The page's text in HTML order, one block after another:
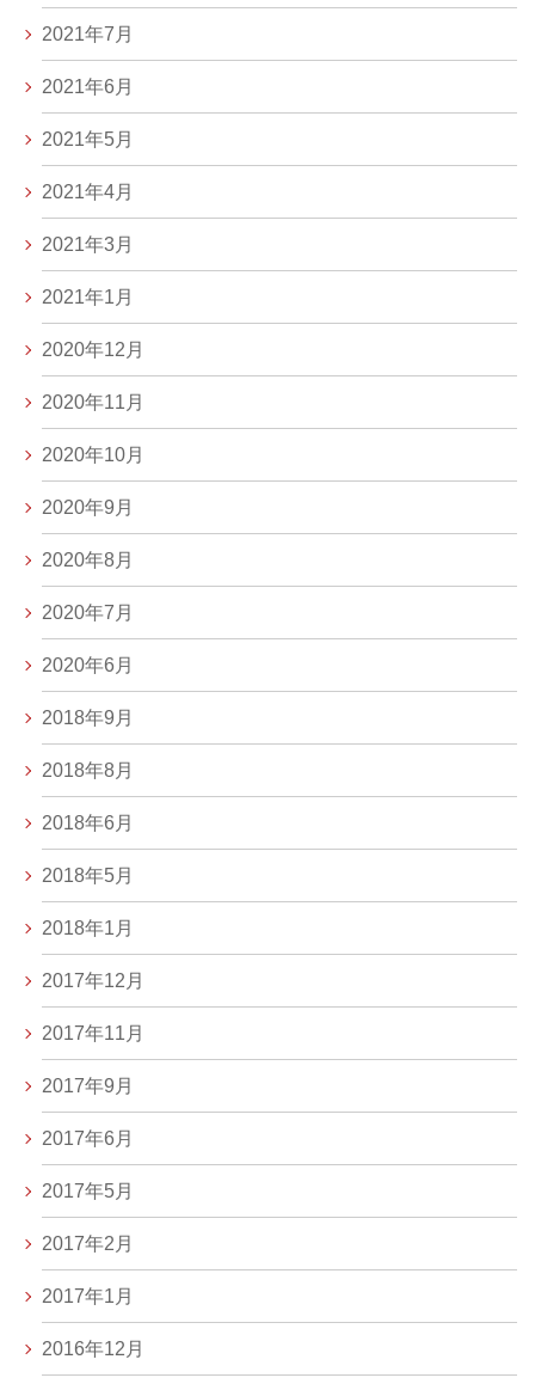
2021年7月
2021年6月
2021年5月
2021年4月
2021年3月
2021年1月
2020年12月
2020年11月
2020年10月
2020年9月
2020年8月
2020年7月
2020年6月
2018年9月
2018年8月
2018年6月
2018年5月
2018年1月
2017年12月
2017年11月
2017年9月
2017年6月
2017年5月
2017年2月
2017年1月
2016年12月